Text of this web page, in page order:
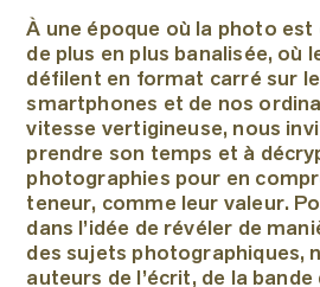
À une époque où la photo
de plus en plus banalisée, où
défilent en format carré sur
smartphones et de nos
vitesse vertigineuse, nous
prendre son temps et à
photographies pour en
teneur, comme leur valeur.
dans l’idée de révéler de
des sujets photographiques,
auteurs de l’écrit, de la